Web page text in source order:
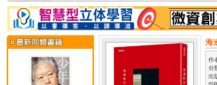
海
作
分
出